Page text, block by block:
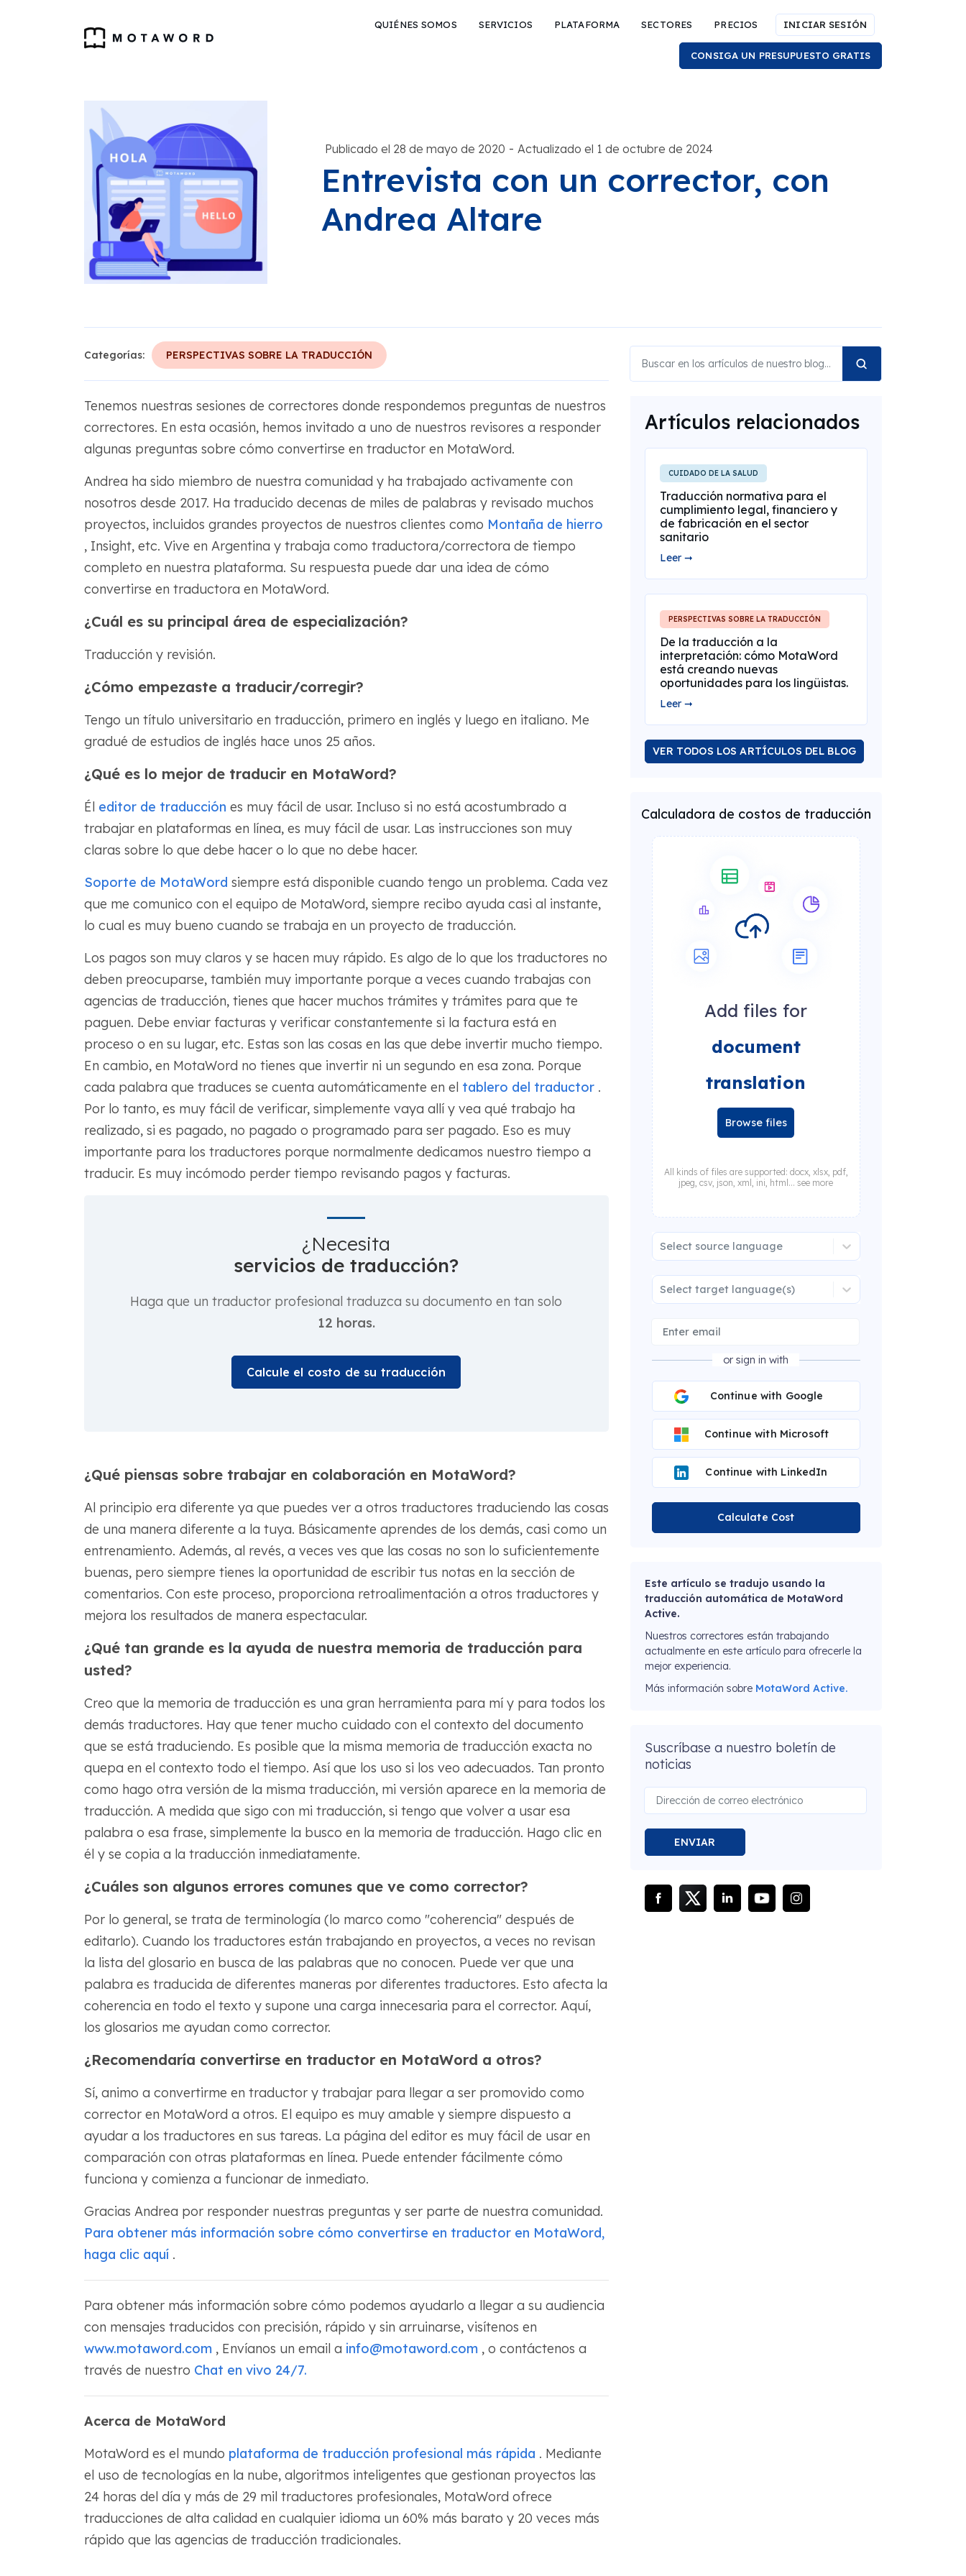
QUIÉNES SOMOS SERVICIOS PLATAFORMA SECTORES PRECIOS INICIAR SESIÓN
CONSIGA UN PRESUPUESTO GRATIS
Publicado el 28 de mayo de 2020 - Actualizado el 1 de octubre de 2024
Entrevista con un corrector, con
Andrea Altare
Categorías: PERSPECTIVAS SOBRE LA TRADUCCIÓN
Tenemos nuestras sesiones de correctores donde respondemos preguntas de nuestros
correctores. En esta ocasión, hemos invitado a uno de nuestros revisores a responder
algunas preguntas sobre cómo convertirse en traductor en MotaWord.
Andrea ha sido miembro de nuestra comunidad y ha trabajado activamente con
nosotros desde 2017. Ha traducido decenas de miles de palabras y revisado muchos
proyectos, incluidos grandes proyectos de nuestros clientes como Montaña de hierro
, Insight, etc. Vive en Argentina y trabaja como traductora/correctora de tiempo
completo en nuestra plataforma. Su respuesta puede dar una idea de cómo
convertirse en traductora en MotaWord.
¿Cuál es su principal área de especialización?
Traducción y revisión.
¿Cómo empezaste a traducir/corregir?
Tengo un título universitario en traducción, primero en inglés y luego en italiano. Me
gradué de estudios de inglés hace unos 25 años.
¿Qué es lo mejor de traducir en MotaWord?
Él editor de traducción es muy fácil de usar. Incluso si no está acostumbrado a
trabajar en plataformas en línea, es muy fácil de usar. Las instrucciones son muy
claras sobre lo que debe hacer o lo que no debe hacer.
Soporte de MotaWord siempre está disponible cuando tengo un problema. Cada vez
que me comunico con el equipo de MotaWord, siempre recibo ayuda casi al instante,
lo cual es muy bueno cuando se trabaja en un proyecto de traducción.
Los pagos son muy claros y se hacen muy rápido. Es algo de lo que los traductores no
deben preocuparse, también muy importante porque a veces cuando trabajas con
agencias de traducción, tienes que hacer muchos trámites y trámites para que te
paguen. Debe enviar facturas y verificar constantemente si la factura está en
proceso o en su lugar, etc. Estas son las cosas en las que debe invertir mucho tiempo.
En cambio, en MotaWord no tienes que invertir ni un segundo en esa zona. Porque
cada palabra que traduces se cuenta automáticamente en el tablero del traductor.
Por lo tanto, es muy fácil de verificar, simplemente vaya allí y vea qué trabajo ha
realizado, si es pagado, no pagado o programado para ser pagado. Eso es muy
importante para los traductores porque normalmente dedicamos nuestro tiempo a
traducir. Es muy incómodo perder tiempo revisando pagos y facturas.
¿Necesita
servicios de traducción?
Haga que un traductor profesional traduzca su documento en tan solo
12 horas.
Calcule el costo de su traducción
¿Qué piensas sobre trabajar en colaboración en MotaWord?
Al principio era diferente ya que puedes ver a otros traductores traduciendo las cosas
de una manera diferente a la tuya. Básicamente aprendes de los demás, casi como un
entrenamiento. Además, al revés, a veces ves que las cosas no son lo suficientemente
buenas, pero siempre tienes la oportunidad de escribir tus notas en la sección de
comentarios. Con este proceso, proporciona retroalimentación a otros traductores y
mejora los resultados de manera espectacular.
¿Qué tan grande es la ayuda de nuestra memoria de traducción para
usted?
Creo que la memoria de traducción es una gran herramienta para mí y para todos los
demás traductores. Hay que tener mucho cuidado con el contexto del documento
que se está traduciendo. Es posible que la misma memoria de traducción exacta no
quepa en el contexto todo el tiempo. Así que los uso si los veo adecuados. Tan pronto
como hago otra versión de la misma traducción, mi versión aparece en la memoria de
traducción. A medida que sigo con mi traducción, si tengo que volver a usar esa
palabra o esa frase, simplemente la busco en la memoria de traducción. Hago clic en
él y se copia a la traducción inmediatamente.
¿Cuáles son algunos errores comunes que ve como corrector?
Por lo general, se trata de terminología (lo marco como "coherencia" después de
editarlo). Cuando los traductores están trabajando en proyectos, a veces no revisan
la lista del glosario en busca de las palabras que no conocen. Puede ver que una
palabra es traducida de diferentes maneras por diferentes traductores. Esto afecta la
coherencia en todo el texto y supone una carga innecesaria para el corrector. Aquí,
los glosarios me ayudan como corrector.
¿Recomendaría convertirse en traductor en MotaWord a otros?
Sí, animo a convertirme en traductor y trabajar para llegar a ser promovido como
corrector en MotaWord a otros. El equipo es muy amable y siempre dispuesto a
ayudar a los traductores en sus tareas. La página del editor es muy fácil de usar en
comparación con otras plataformas en línea. Puede entender fácilmente cómo
funciona y comienza a funcionar de inmediato.
Gracias Andrea por responder nuestras preguntas y ser parte de nuestra comunidad.
Para obtener más información sobre cómo convertirse en traductor en MotaWord,
haga clic aquí.
Para obtener más información sobre cómo podemos ayudarlo a llegar a su audiencia
con mensajes traducidos con precisión, rápido y sin arruinarse, visítenos en
www.motaword.com, Envíanos un email a info@motaword.com, o contáctenos a
través de nuestro Chat en vivo 24/7.
Acerca de MotaWord
MotaWord es el mundo plataforma de traducción profesional más rápida . Mediante
el uso de tecnologías en la nube, algoritmos inteligentes que gestionan proyectos las
24 horas del día y más de 29 mil traductores profesionales, MotaWord ofrece
traducciones de alta calidad en cualquier idioma un 60% más barato y 20 veces más
rápido que las agencias de traducción tradicionales.
Artículos relacionados
CUIDADO DE LA SALUD
Traducción normativa para el
cumplimiento legal, financiero y
de fabricación en el sector
sanitario
Leer ➞
PERSPECTIVAS SOBRE LA TRADUCCIÓN
De la traducción a la
interpretación: cómo MotaWord
está creando nuevas
oportunidades para los lingüistas.
Leer ➞
VER TODOS LOS ARTÍCULOS DEL BLOG
Calculadora de costos de traducción
Add files for
document
translation
Browse files
All kinds of files are supported: docx, xlsx, pdf,
jpeg, csv, json, xml, ini, html... see more
Select source language
Select target language(s)
or sign in with
Continue with Google
Continue with Microsoft
Continue with LinkedIn
Calculate Cost
Este artículo se tradujo usando la
traducción automática de MotaWord
Active.
Nuestros correctores están trabajando
actualmente en este artículo para ofrecerle la
mejor experiencia.
Más información sobre MotaWord Active.
Suscríbase a nuestro boletín de
noticias
ENVIAR